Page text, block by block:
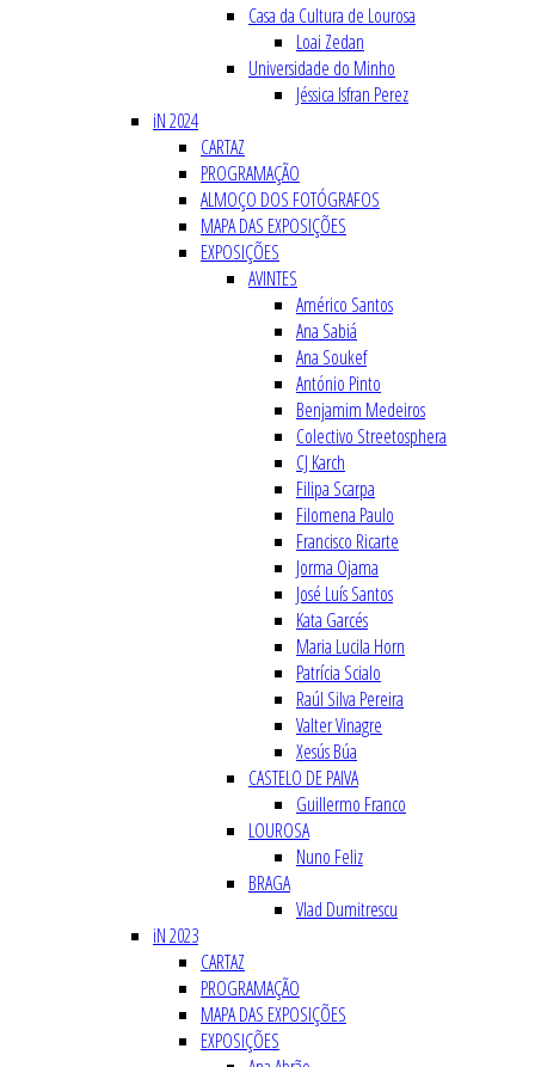
Casa da Cultura de Lourosa
Loai Zedan
Universidade do Minho
Jéssica Isfran Perez
iN 2024
CARTAZ
PROGRAMAÇÃO
ALMOÇO DOS FOTÓGRAFOS
MAPA DAS EXPOSIÇÕES
EXPOSIÇÕES
AVINTES
Américo Santos
Ana Sabiá
Ana Soukef
António Pinto
Benjamim Medeiros
Colectivo Streetosphera
CJ Karch
Filipa Scarpa
Filomena Paulo
Francisco Ricarte
Jorma Ojama
José Luís Santos
Kata Garcés
Maria Lucila Horn
Patrícia Scialo
Raúl Silva Pereira
Valter Vinagre
Xesús Búa
CASTELO DE PAIVA
Guillermo Franco
LOUROSA
Nuno Feliz
BRAGA
Vlad Dumitrescu
iN 2023
CARTAZ
PROGRAMAÇÃO
MAPA DAS EXPOSIÇÕES
EXPOSIÇÕES